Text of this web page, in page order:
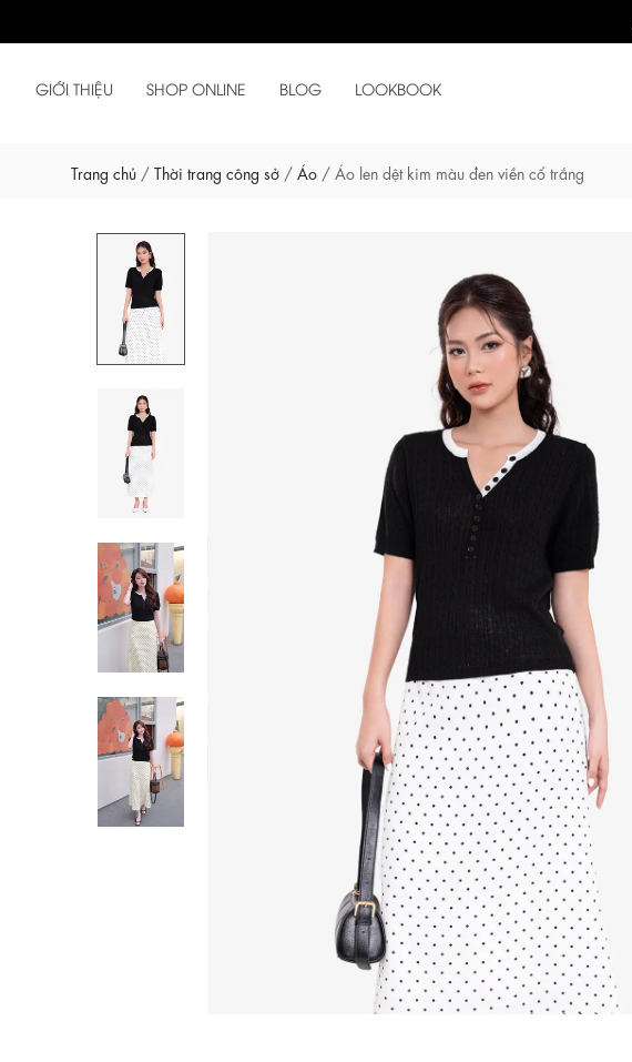
GIỚI THIỆU SHOP ONLINE BLOG LOOKBOOK
Trang chủ / Thời trang công sở / Áo / Áo len dệt kim màu đen viền cổ trắng